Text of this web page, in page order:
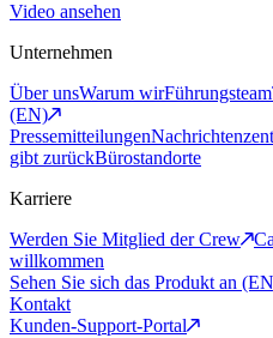
Video ansehen
Unternehmen
Über unsWarum wirFührungsteam
(EN)
Pressemitteilungen
gibt zurückBürostandorte
Karriere
Werden Sie Mitglied der Crew
willkommen
Sehen Sie sich das Produkt an
Kontakt
Kunden-Support-Portal